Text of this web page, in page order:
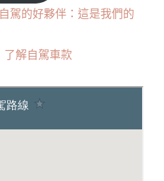
駕的好夥伴：這是我們的
了解自駕車款